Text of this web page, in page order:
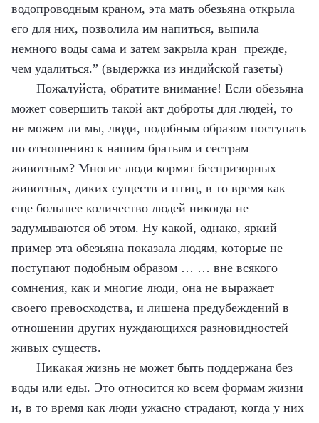
водопроводным краном, эта мать обезьяна открыла
его для них, позволила им напиться, выпила
немного воды сама и затем закрыла кран прежде,
чем удалиться.” (выдержка из индийской газеты)
Пожалуйста, обратите внимание! Если обезьяна
может совершить такой акт доброты для людей, то
не можем ли мы, люди, подобным образом поступать
по отношению к нашим братьям и сестрам
животным? Многие люди кормят беспризорных
животных, диких существ и птиц, в то время как
еще большее количество людей никогда не
задумываются об этом. Ну какой, однако, яркий
пример эта обезьяна показала людям, которые не
поступают подобным образом … … вне всякого
сомнения, как и многие люди, она не выражает
своего превосходства, и лишена предубеждений в
отношении других нуждающихся разновидностей
живых существ.
Никакая жизнь не может быть поддержана без
воды или еды. Это относится ко всем формам жизни
и, в то время как люди ужасно страдают, когда у них